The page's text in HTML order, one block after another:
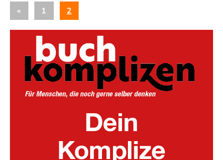
Seitennummerierung
der
Beiträge
« Vorherige
1 2